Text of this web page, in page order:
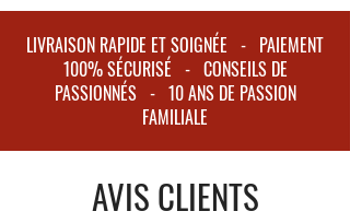
Appellation : Margaux
Degré d'alcool : 13.5%
Encépagement global : Cabernet Sauvignon
(68%), Merlot (32%)
Production moyenne annuelle : 200 000
bouteilles
Superficie moyenne : 48 hectares
LIVRAISON RAPIDE ET SOIGNÉE - PAIEMENT
100% SÉCURISÉ - CONSEILS DE
PASSIONNÉS - 10 ANS DE PASSION
FAMILIALE
AVIS CLIENTS